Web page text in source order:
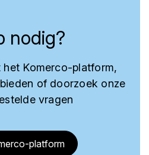
nodig?
het Komerco-platform,
of doorzoek onze
vragen
platform